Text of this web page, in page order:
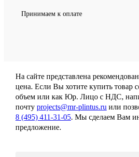
Принимаем к оплате
На сайте представлена
цена. Если Вы хотите купить товар
объем или как Юр. Лицо с НДС,
почту projects@mr-plintus.ru или
8 (495) 411-31-05. Мы сделаем Вам
предложение.